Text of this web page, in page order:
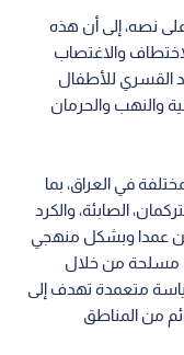
على نصه، إلى أن هذه
والاغتصاب
القسري للأطفال
والنهب والحرمان
في العراق، بما
الصابئة، والكرد
عمدا وبشكل منهجي
مسلحة من خلال
متعمدة تهدف إلى
من المناطق